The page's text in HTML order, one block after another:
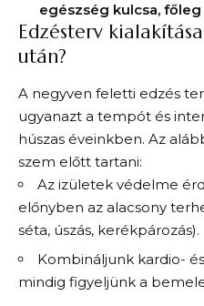
egészség kulcsa,
Edzésterv
után?
A negyven feletti edzés
ugyanazt a tempót és
húszas éveinkben. Az
szem előtt tartani:
Az izületek védelme
előnyben az alacsony
séta, úszás, kerékpározás).
Kombináljunk kardio-
mindig figyeljünk a